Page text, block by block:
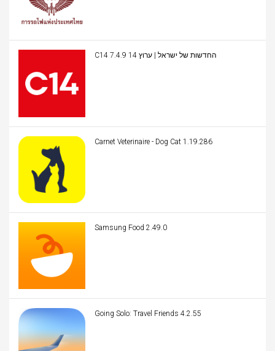
C14 החדשות של ישראל | ערוץ 14 7.4.9
Carnet Veterinaire - Dog Cat 1.19.286
Samsung Food 2.49.0
Going Solo: Travel Friends 4.2.55